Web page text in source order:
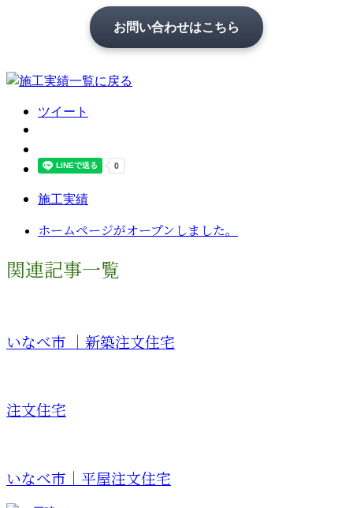
お問い合わせはこちら
ツイート
施工実績
ホームページがオープンしました。
関連記事一覧
いなべ市 ｜新築注文住宅
注文住宅
いなべ市｜平屋注文住宅